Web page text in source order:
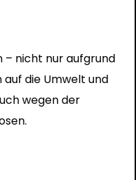
nicht nur aufgrund
die Umwelt und
wegen der